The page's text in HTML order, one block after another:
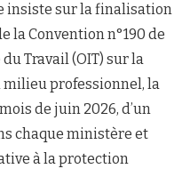
insiste sur la finalisation
la Convention n°190 de
Travail (OIT) sur la
professionnel, la
de juin 2026, d’un
chaque ministère et
à la protection